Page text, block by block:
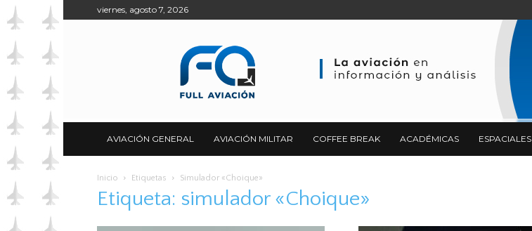
viernes, agosto 7, 2026
AVIACIÓN GENERAL AVIACIÓN MILITAR COFFEE BREAK ACADÉMICAS ESPACIALES
Inicio Etiquetas Simulador «Choique»
Etiqueta: simulador «Choique»